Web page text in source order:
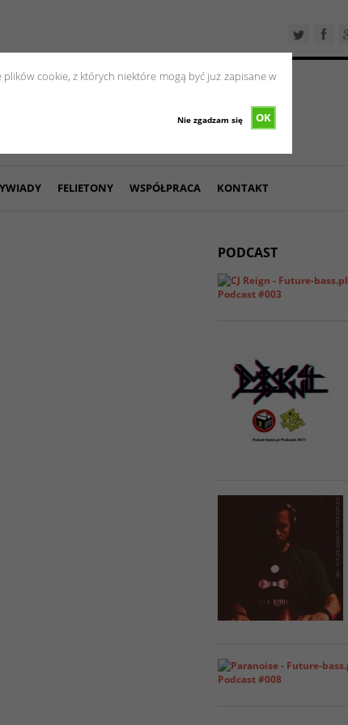
cookie, z których niektóre mogą być już zapisane w
OK
Nie zgadzam się
FELIETONY WSPÓŁPRACA KONTAKT
PODCAST